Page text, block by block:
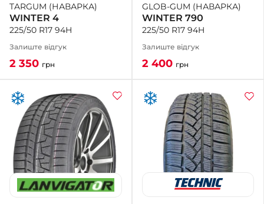
TARGUM (НАВАРКА)
WINTER 4
225/50 R17 94H
Залиште відгук
2 350 грн
GLOB-GUM (НАВАРКА)
WINTER 790
225/50 R17 94H
Залиште відгук
2 400 грн